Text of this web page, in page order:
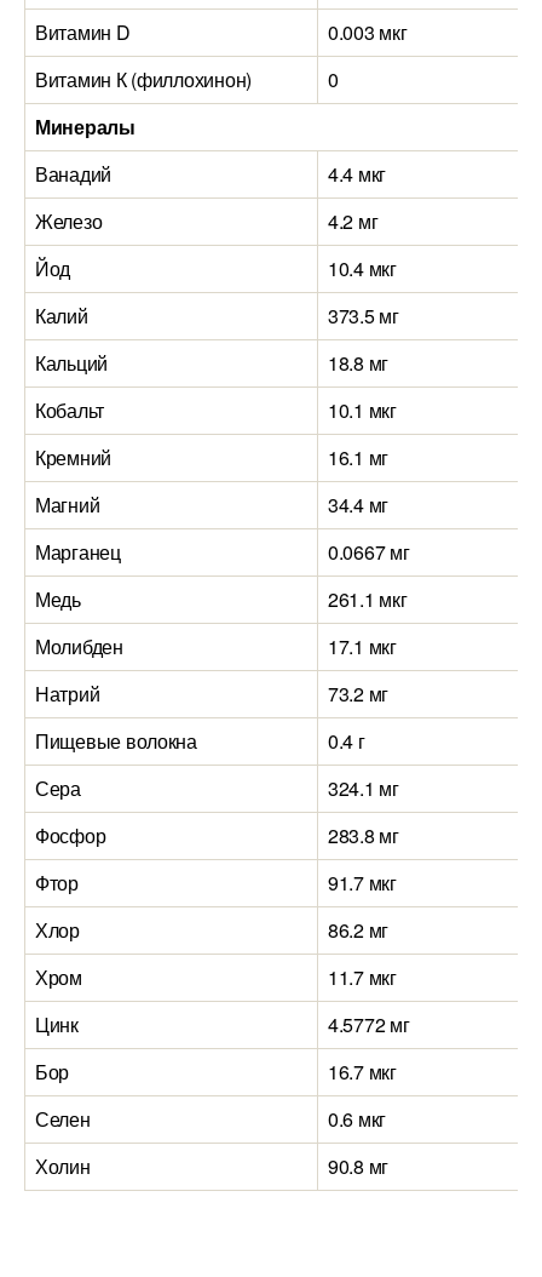
Витамин D
0.003 мкг
Витамин К (филлохинон)
0
Минералы
Ванадий
4.4 мкг
Железо
4.2 мг
Йод
10.4 мкг
Калий
373.5 мг
Кальций
18.8 мг
Кобальт
10.1 мкг
Кремний
16.1 мг
Магний
34.4 мг
Марганец
0.0667 мг
Медь
261.1 мкг
Молибден
17.1 мкг
Натрий
73.2 мг
Пищевые волокна
0.4 г
Сера
324.1 мг
Фосфор
283.8 мг
Фтор
91.7 мкг
Хлор
86.2 мг
Хром
11.7 мкг
Цинк
4.5772 мг
Бор
16.7 мкг
Селен
0.6 мкг
Холин
90.8 мг